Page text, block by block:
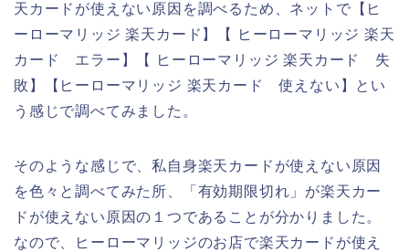
天カードが使えない原因を調べるため、ネットで【ヒ
ーローマリッジ 楽天カード】【 ヒーローマリッジ 楽天
カード エラー】【 ヒーローマリッジ 楽天カード 失
敗】【ヒーローマリッジ 楽天カード 使えない】とい
う感じで調べてみました。
そのような感じで、私自身楽天カードが使えない原因
を色々と調べてみた所、「有効期限切れ」が楽天カー
ドが使えない原因の１つであることが分かりました。
なので、ヒーローマリッジのお店で楽天カードが使え